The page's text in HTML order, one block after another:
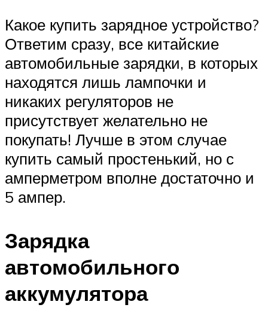
Какое купить зарядное устройство?
Ответим сразу, все китайские
автомобильные зарядки, в которых
находятся лишь лампочки и
никаких регуляторов не
присутствует желательно не
покупать! Лучше в этом случае
купить самый простенький, но с
амперметром вполне достаточно и
5 ампер.
Зарядка
автомобильного
аккумулятора